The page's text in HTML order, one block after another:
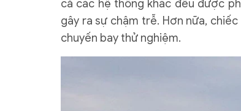
cả các hệ thống khác đều được
gây ra sự chậm trễ. Hơn nữa,
chuyến bay thử nghiệm.